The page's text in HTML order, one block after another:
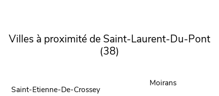
Villes à proximité de Saint-Laurent-Du-Pont
(38)
Saint-Etienne-De-Crossey
Moirans